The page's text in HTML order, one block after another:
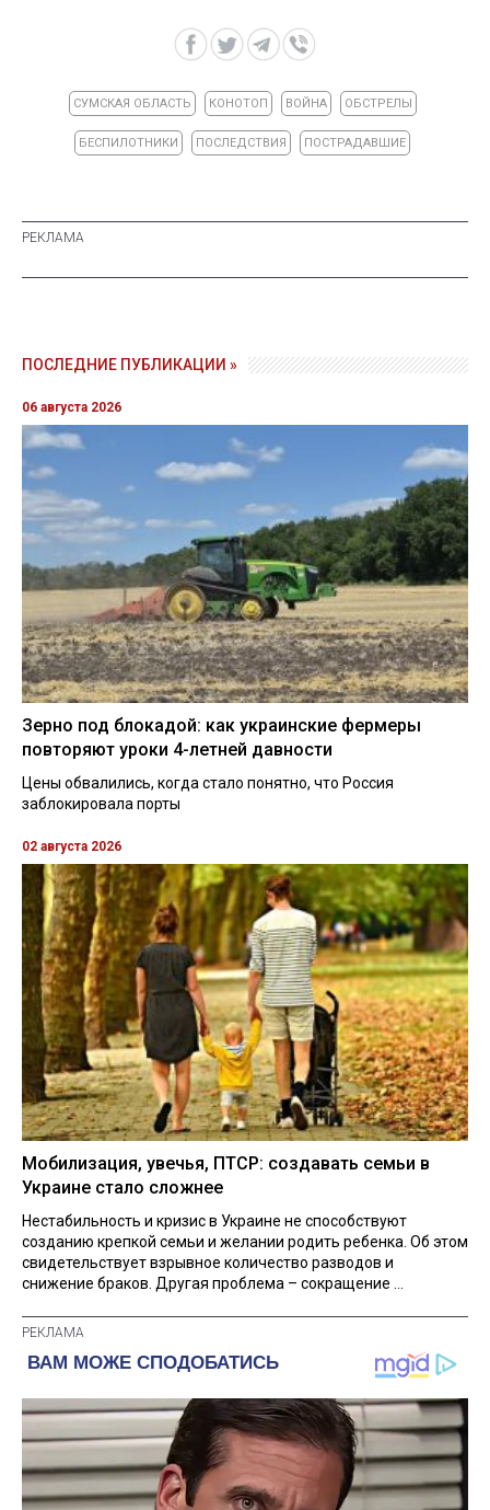
СУМСКАЯ ОБЛАСТЬ КОНОТОП ВОЙНА ОБСТРЕЛЫ
БЕСПИЛОТНИКИ ПОСЛЕДСТВИЯ ПОСТРАДАВШИЕ
ПОСЛЕДНИЕ ПУБЛИКАЦИИ »
06 августа 2026
Зерно под блокадой: как украинские фермеры
повторяют уроки 4-летней давности
Цены обвалились, когда стало понятно, что Россия
заблокировала порты
02 августа 2026
Мобилизация, увечья, ПТСР: создавать семьи в
Украине стало сложнее
Нестабильность и кризис в Украине не способствуют
созданию крепкой семьи и желании родить ребенка. Об этом
свидетельствует взрывное количество разводов и
снижение браков. Другая проблема – сокращение ...